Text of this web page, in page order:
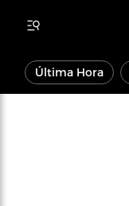
Última Hora